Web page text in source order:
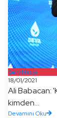
Basın/Medya
18/01/2021
Ali Babacan:
kimden...
Devamını Oku